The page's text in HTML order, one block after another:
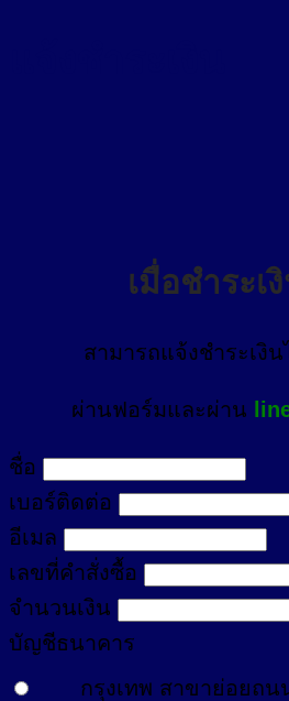
เมื่อชำระเ
สามารถแจ้งชำระเงิ
ผ่านฟอร์มและผ่าน
ชื่อ
เบอร์ติดต่อ
อีเมล
เลขที่คำสั่งซื้อ
จำนวนเงิน
บัญชีธนาคาร
กรุงเทพ สาขาย่อยถ